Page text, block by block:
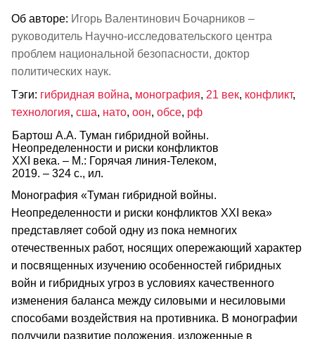
Об авторе: Игорь Валентинович Бочарников –
руководитель Научно-исследовательского центра
проблем национальной безопасности, доктор
политических наук.
Тэги: гибридная война, монография, 21 век, конфликт,
технология, сша, нато, оон, обсе, рф
Бартош А.А. Туман гибридной войны.
Неопределенности и риски конфликтов
XXI века. – М.: Горячая линия-Телеком,
2019. – 324 с., ил.
Монография «Туман гибридной войны.
Неопределенности и риски конфликтов XXI века»
представляет собой одну из пока немногих
отечественных работ, носящих опережающий характер
и посвященных изучению особенностей гибридных
войн и гибридных угроз в условиях качественного
изменения баланса между силовыми и несиловыми
способами воздействия на противника. В монографии
получили развитие положения, изложенные в